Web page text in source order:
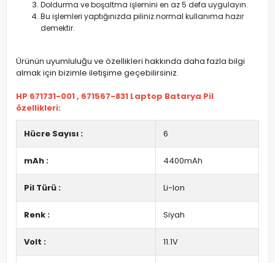
Doldurma ve boşaltma işlemini en az 5 defa uygulayın.
Bu işlemleri yaptığınızda piliniz normal kullanıma hazır
demektir.
Ürünün uyumluluğu ve özellikleri hakkında daha fazla bilgi
almak için bizimle iletişime geçebilirsiniz.
HP 671731-001 , 671567-831 Laptop Batarya Pil
özellikleri:
Hücre Sayısı : 6
mAh : 4400mAh
Pil Türü : Li-Ion
Renk : Siyah
Volt : 11.1V